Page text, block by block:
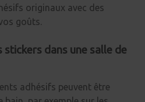
originaux avec des
goûts.
dans une salle de
adhésifs peuvent être